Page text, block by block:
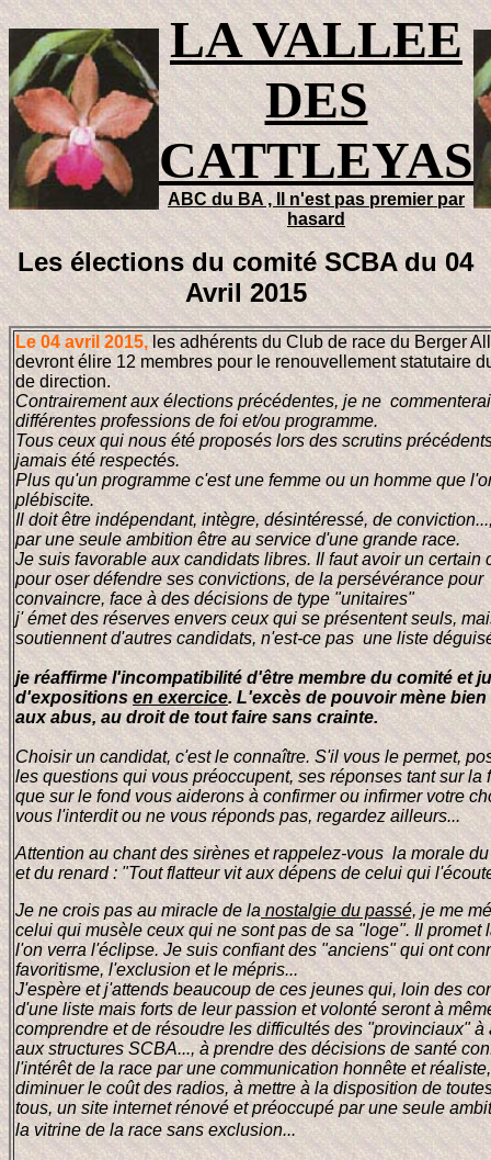
LA VALLEE
DES
CATTLEYAS
ABC du BA , Il n'est pas premier par
hasard
Les élections du comité SCBA du 04
Avril 2015
Le 04 avril 2015, les adhérents du Club de race du Berger
devront élire 12 membres pour le renouvellement statutaire
de direction.
Contrairement aux élections précédentes, je ne
différentes professions de foi et/ou programme.
Tous ceux qui nous été proposés lors des scrutins
jamais été respectés.
Plus qu'un programme c'est une femme ou un homme que
plébiscite.
Il doit être indépendant, intègre, désintéressé, de
par une seule ambition être au service d'une grande race.
Je suis favorable aux candidats libres. Il faut avoir un certain
pour oser défendre ses convictions, de la persévérance pour
convaincre, face à des décisions de type "unitaires"
j' émet des réserves envers ceux qui se présentent seuls,
soutiennent d'autres candidats, n'est-ce pas une liste
je réaffirme l'incompatibilité d'être membre du comité et
d'expositions en exercice. L'excès de pouvoir mène
aux abus, au droit de tout faire sans crainte.
Choisir un candidat, c'est le connaître. S'il vous le permet,
les questions qui vous préoccupent, ses réponses tant sur la
que sur le fond vous aiderons à confirmer ou infirmer votre
vous l'interdit ou ne vous réponds pas, regardez ailleurs...
Attention au chant des sirènes et rappelez-vous la morale
et du renard : "Tout flatteur vit aux dépens de celui qui
Je ne crois pas au miracle de la nostalgie du passé, je me
celui qui musèle ceux qui ne sont pas de sa "loge". Il promet
l'on verra l'éclipse. Je suis confiant des "anciens" qui ont
favoritisme, l'exclusion et le mépris...
J'espère et j'attends beaucoup de ces jeunes qui, loin des
d'une liste mais forts de leur passion et volonté seront à
comprendre et de résoudre les difficultés des "provinciaux" à
aux structures SCBA..., à prendre des décisions de santé
l'intérêt de la race par une communication honnête et
diminuer le coût des radios, à mettre à la disposition de
tous, un site internet rénové et préoccupé par une seule
la vitrine de la race sans exclusion...